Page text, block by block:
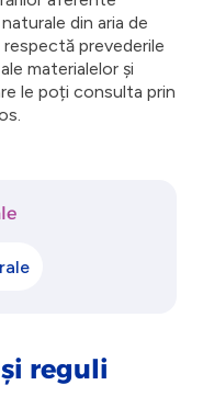
din aria de
prevederile
materialelor și
le poți consulta prin
reguli